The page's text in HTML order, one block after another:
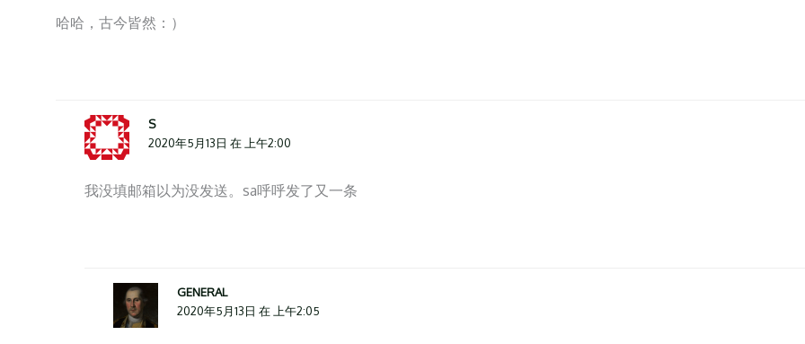
哈哈，古今皆然：）
S
2020年5月13日 在 上午2:00
我没填邮箱以为没发送。sa呼呼发了又一条
GENERAL
2020年5月13日 在 上午2:05